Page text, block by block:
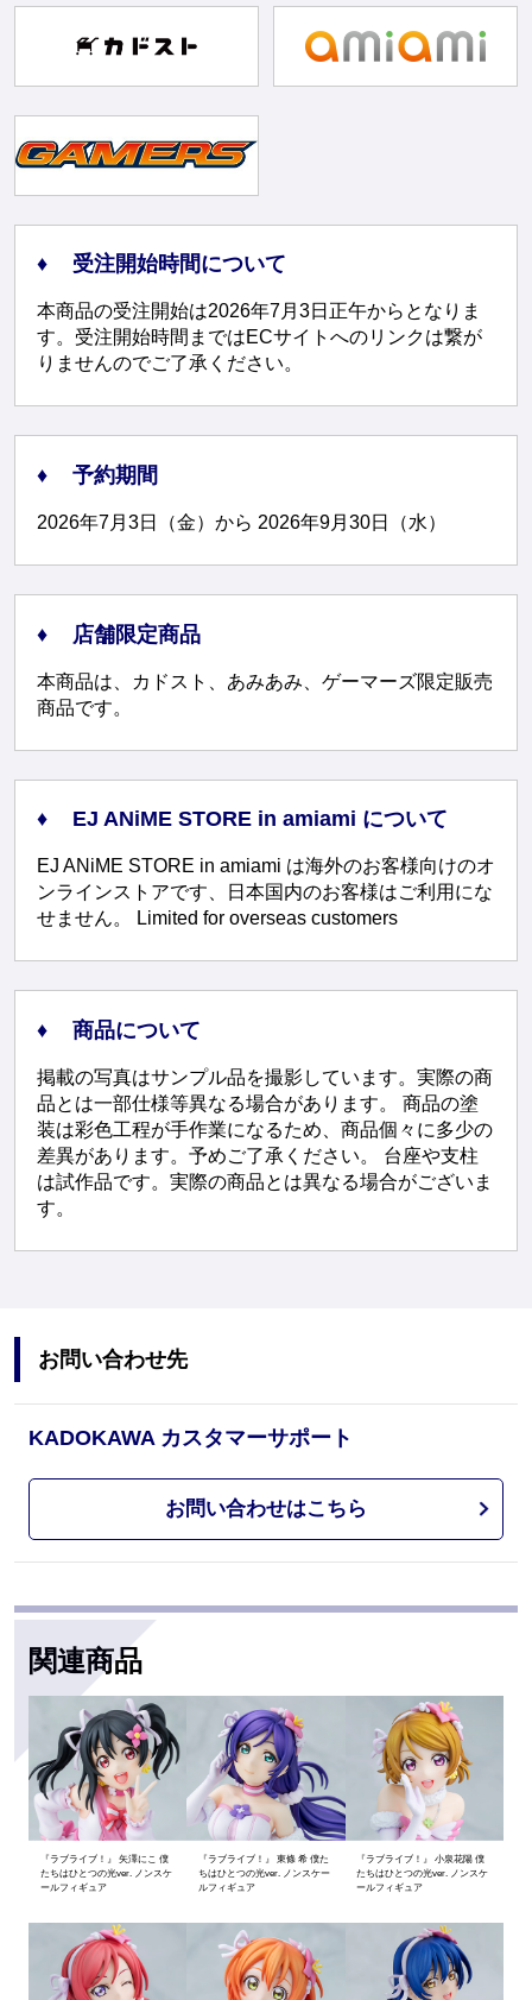
受注開始時間について
本商品の受注開始は2026年7月3日正午からとなりま
す。受注開始時間まではECサイトへのリンクは繋が
りませんのでご了承ください。
予約期間
2026年7月3日（金）から 2026年9月30日（水）
店舗限定商品
本商品は、カドスト、あみあみ、ゲーマーズ限定販売
商品です。
EJ ANiME STORE in amiami について
EJ ANiME STORE in amiami は海外のお客様向けのオ
ンラインストアです、日本国内のお客様はご利用にな
せません。 Limited for overseas customers
商品について
掲載の写真はサンプル品を撮影しています。実際の商
品とは一部仕様等異なる場合があります。 商品の塗
装は彩色工程が手作業になるため、商品個々に多少の
差異があります。予めご了承ください。 台座や支柱
は試作品です。実際の商品とは異なる場合がございま
す。
お問い合わせ先
KADOKAWA カスタマーサポート
お問い合わせはこちら
関連商品
『ラブライブ！』 矢澤にこ 僕
たちはひとつの光ver. ノンスケ
ールフィギュア
『ラブライブ！』 東條 希 僕た
ちはひとつの光ver. ノンスケー
ルフィギュア
『ラブライブ！』 小泉花陽 僕
たちはひとつの光ver. ノンスケ
ールフィギュア